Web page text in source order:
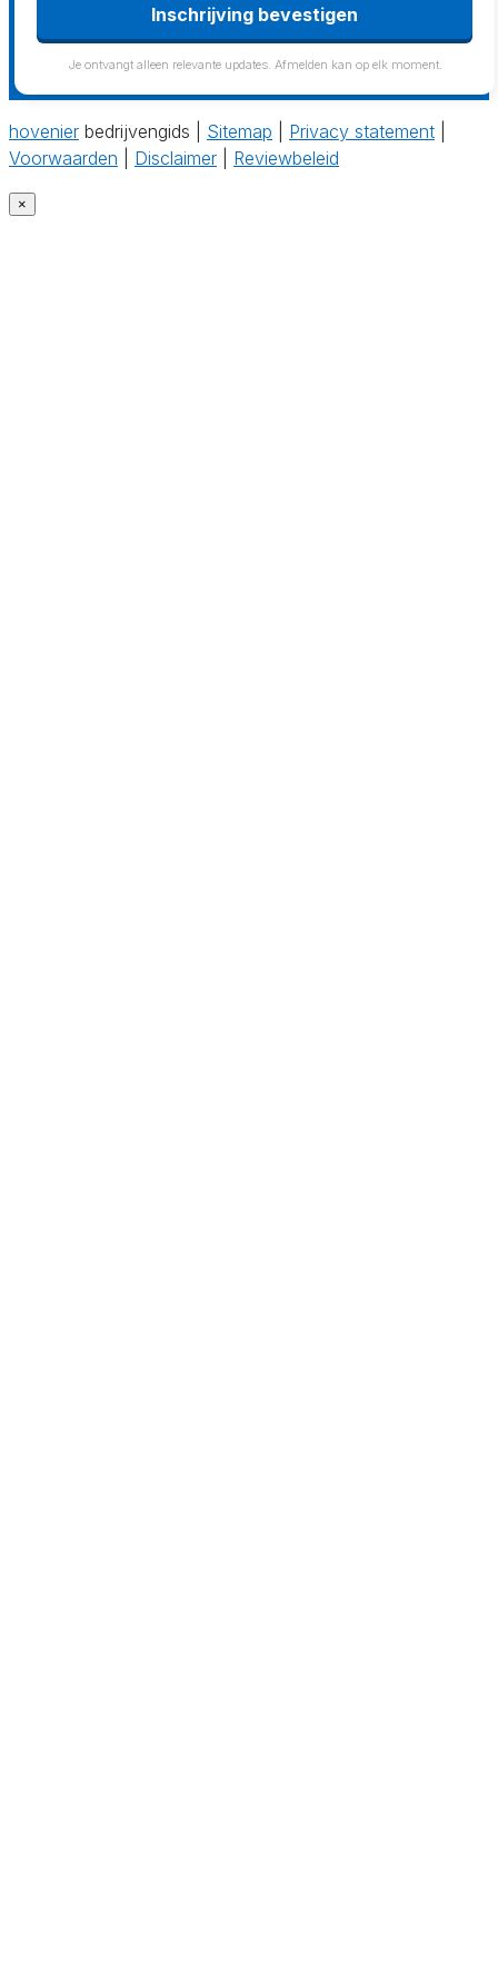
Inschrijving bevestigen
Je ontvangt alleen relevante updates. Afmelden kan op elk moment.
hovenier bedrijvengids | Sitemap Privacy statement
Voorwaarden
Disclaimer Reviewbeleid
×